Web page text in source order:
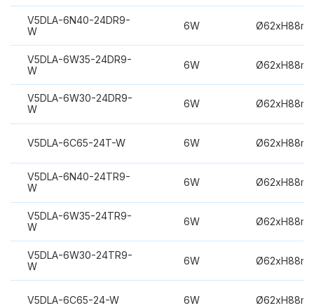
V5DLA-6N40-24DR9-
W
6W
V5DLA-6W35-24DR9-
W
6W
V5DLA-6W30-24DR9-
W
6W
V5DLA-6C65-24T-W 6W
V5DLA-6N40-24TR9-
W
6W
V5DLA-6W35-24TR9-
W
6W
V5DLA-6W30-24TR9-
W
6W
V5DLA-6C65-24-W 6W